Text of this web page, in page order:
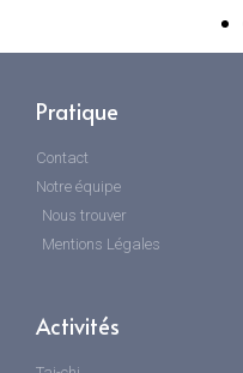
Pratique
Contact
Notre équipe
Nous trouver
Mentions Légales
Activités